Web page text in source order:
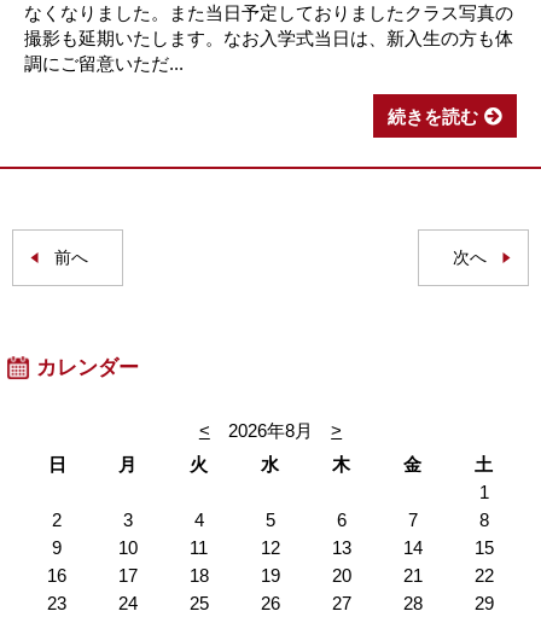
なくなりました。また当日予定しておりましたクラス写真の
撮影も延期いたします。なお入学式当日は、新入生の方も体
調にご留意いただ...
続きを読む
前へ 次へ
カレンダー
< 2026年8月
>
日
月 火 水 木 金
土
1
2
3 4 5 6 7
8
9
10 11 12 13 14
15
16
17 18 19 20 21
22
23
24 25 26 27 28
29